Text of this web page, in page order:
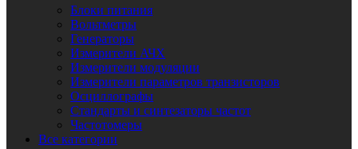
Блоки питания
Вольтметры
Генераторы
Измерители АЧХ
Измерители модуляции
Измерители параметров транзисторов
Осциллографы
Стандарты и синтезаторы частот
Частотомеры
Все категории